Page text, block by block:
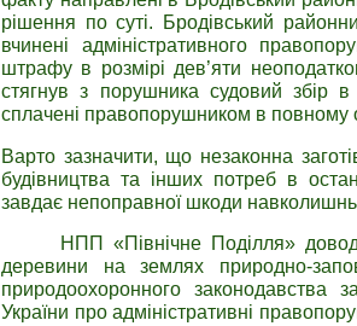
рішення по суті. Бродівський
вчинені адміністративного
штрафу в розмірі дев’яти
стягнув з порушника судовий збір
сплачені правопорушником в повному
Варто зазначити, що незаконна
будівництва та інших потреб в
завдає непоправної шкоди
НПП «Північне Поділля»
деревини на землях природно-
природоохоронного законодавства
України про адміністративні